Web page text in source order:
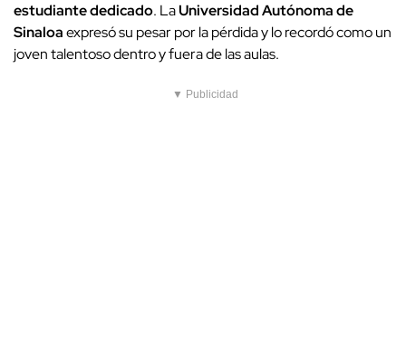
estudiante dedicado. LaUniversidad Autónoma de
Sinaloaexpresó su pesar por la pérdida y lo recordó como un
joven talentoso dentro y fuera de las aulas.
▼ Publicidad